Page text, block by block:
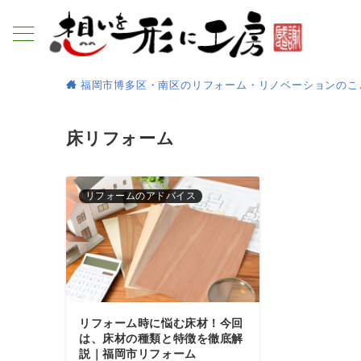
福岡市博多区・南区のリフォーム・リノベーションのこ
床リフォーム
リフォームのアドバイス
リフォーム時に悩む床材！今回
は、床材の種類と特徴を徹底解
説｜福岡市リフォーム